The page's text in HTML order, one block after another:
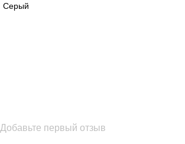
Серый
Добавьте первый отзыв